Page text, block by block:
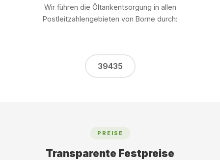
Wir führen die Öltankentsorgung in allen
Postleitzahlengebieten von Borne durch:
39435
PREISE
Transparente Festpreise